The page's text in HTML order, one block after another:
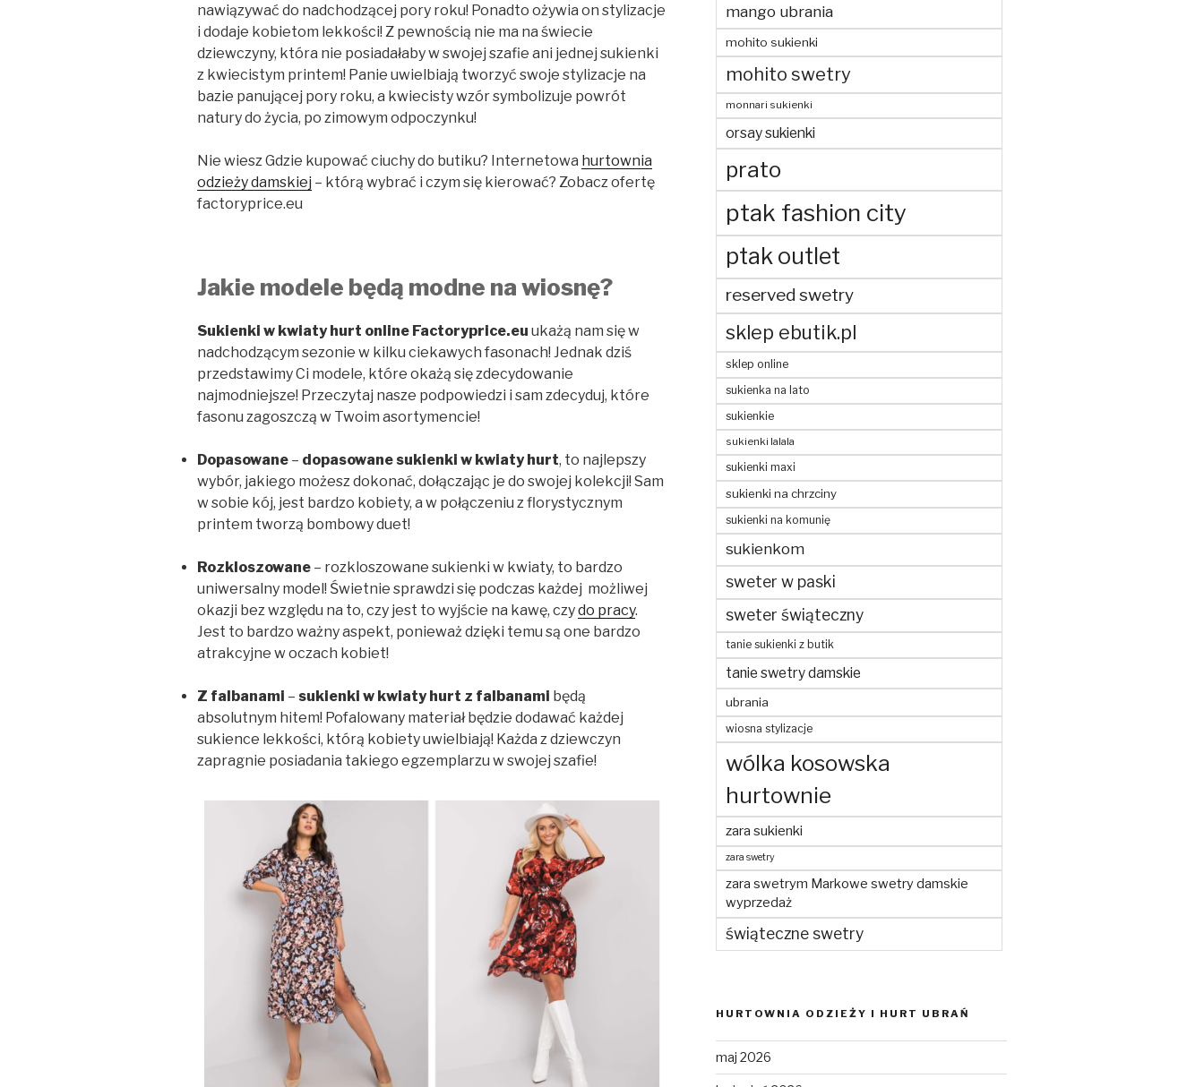
nawiązywać do nadchodzącej pory roku! Ponadto ożywia on stylizacje
i dodaje kobietom lekkości! Z pewnością nie ma na świecie
dziewczyny, która nie posiadałaby w swojej szafie ani jednej sukienki
z kwiecistym printem! Panie uwielbiają tworzyć swoje stylizacje na
bazie panującej pory roku, a kwiecisty wzór symbolizuje powrót
natury do życia, po zimowym odpoczynku!
Nie wiesz Gdzie kupować ciuchy do butiku? Internetowa hurtownia
odzieży damskiej – którą wybrać i czym się kierować? Zobacz ofertę
factoryprice.eu
Jakie modele będą modne na wiosnę?
Sukienki w kwiaty hurt online Factoryprice.eu ukażą nam się w
nadchodzącym sezonie w kilku ciekawych fasonach! Jednak dziś
przedstawimy Ci modele, które okażą się zdecydowanie
najmodniejsze! Przeczytaj nasze podpowiedzi i sam zdecyduj, które
fasonu zagoszczą w Twoim asortymencie!
Dopasowane – dopasowane sukienki w kwiaty hurt, to najlepszy
wybór, jakiego możesz dokonać, dołączając je do swojej kolekcji! Sam
w sobie kój, jest bardzo kobiety, a w połączeniu z florystycznym
printem tworzą bombowy duet!
Rozkloszowane – rozkloszowane sukienki w kwiaty, to bardzo
uniwersalny model! Świetnie sprawdzi się podczas każdej możliwej
okazji bez względu na to, czy jest to wyjście na kawę, czydo pracy.
Jest to bardzo ważny aspekt, ponieważ dzięki temu są one bardzo
atrakcyjne w oczach kobiet!
Z falbanami – sukienki w kwiaty hurt z falbanami będą
absolutnym hitem! Pofalowany materiał będzie dodawać każdej
sukience lekkości, którą kobiety uwielbiają! Każda z dziewczyn
zapragnie posiadania takiego egzemplarzu w swojej szafie!
mango ubrania
mohito sukienki
mohito swetry
monnari sukienki
orsay sukienki
prato
ptak fashion city
ptak outlet
reserved swetry
sklep ebutik.pl
sklep online
sukienka na lato
sukienkie
sukienki lalala
sukienki maxi
sukienki na chrzciny
sukienki na komunię
sukienkom
sweter w paski
sweter świąteczny
tanie sukienki z butik
tanie swetry damskie
ubrania
wiosna stylizacje
wólka kosowska
hurtownie
zara sukienki
zara swetry
zara swetrym Markowe swetry damskie
wyprzedaż
świąteczne swetry
HURTOWNIA ODZIEŻY I HURT UBRAŃ
maj 2026